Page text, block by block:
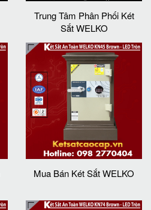
Trung Tâm Phân Phối Két
Sắt WELKO
Mua Bán Két Sắt WELKO